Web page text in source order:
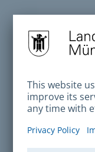
especial,
frente
não
pelo